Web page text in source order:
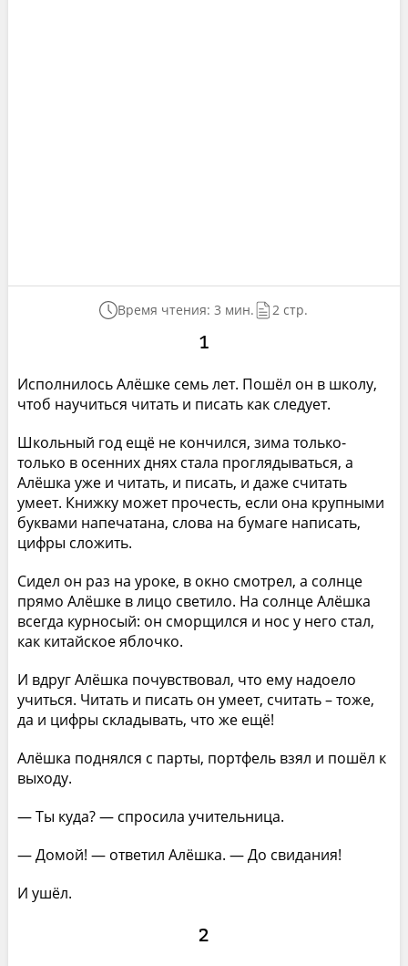
Время чтения: 3 мин. 2 стр.
1
Исполнилось Алёшке семь лет. Пошёл он в школу,
чтоб научиться читать и писать как следует.
Школьный год ещё не кончился, зима только-
только в осенних днях стала проглядываться, а
Алёшка уже и читать, и писать, и даже считать
умеет. Книжку может прочесть, если она крупными
буквами напечатана, слова на бумаге написать,
цифры сложить.
Сидел он раз на уроке, в окно смотрел, а солнце
прямо Алёшке в лицо светило. На солнце Алёшка
всегда курносый: он сморщился и нос у него стал,
как китайское яблочко.
И вдруг Алёшка почувствовал, что ему надоело
учиться. Читать и писать он умеет, считать – тоже,
да и цифры складывать, что же ещё!
Алёшка поднялся с парты, портфель взял и пошёл к
выходу.
— Ты куда? — спросила учительница.
— Домой! — ответил Алёшка. — До свидания!
И ушёл.
2